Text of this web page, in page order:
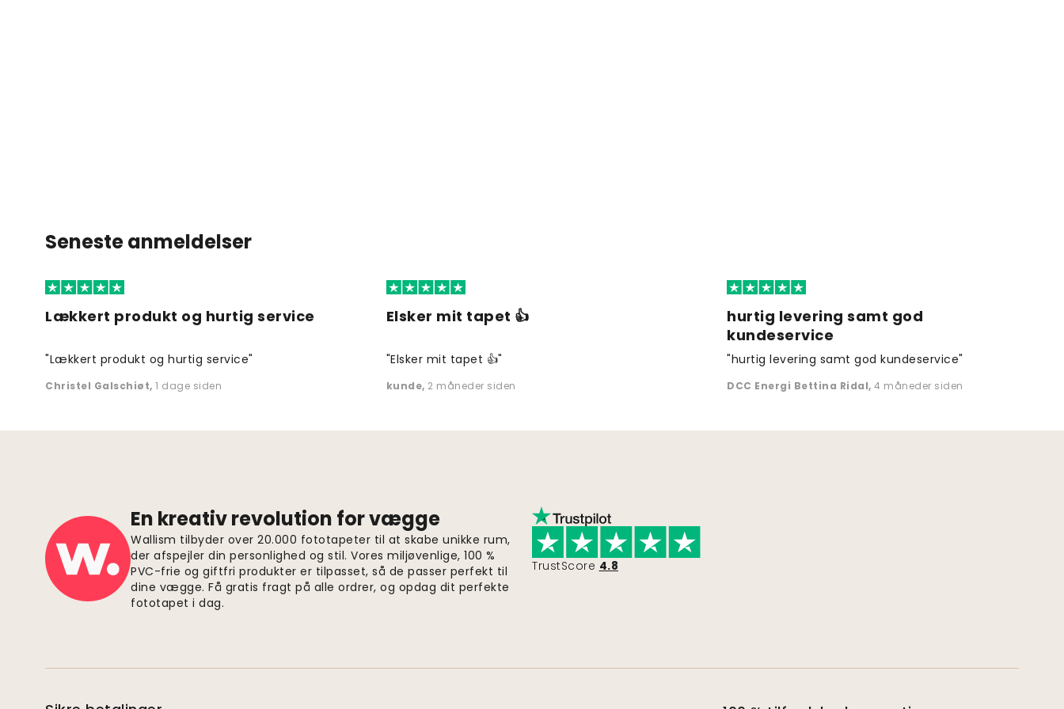
Seneste anmeldelser
Lækkert produkt og hurtig service
"Lækkert produkt og hurtig service"
Christel Galschiøt, 1 dage siden
Elsker mit tapet 👍
"Elsker mit tapet 👍"
kunde, 2 måneder siden
hurtig levering samt god
kundeservice
"hurtig levering samt god kundeservice"
DCC Energi Bettina Ridal, 4 måneder siden
En kreativ revolution for vægge
Wallism tilbyder over 20.000 fototapeter til at skabe unikke rum,
der afspejler din personlighed og stil. Vores miljøvenlige, 100 %
PVC-frie og giftfri produkter er tilpasset, så de passer perfekt til
dine vægge. Få gratis fragt på alle ordrer, og opdag dit perfekte
fototapet i dag.
TrustScore 4.8